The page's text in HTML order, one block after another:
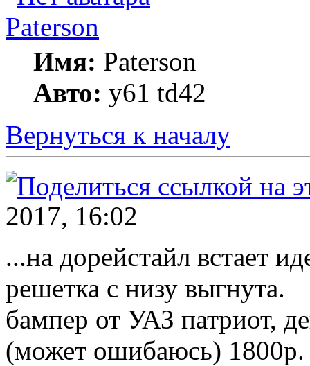
Paterson
Имя: Paterson
Авто: y61 td42
Вернуться к началу
2017, 16:02
...на дорейстайл встает
решетка с низу выгнута.
бампер от УАЗ патриот,
(может ошибаюсь)